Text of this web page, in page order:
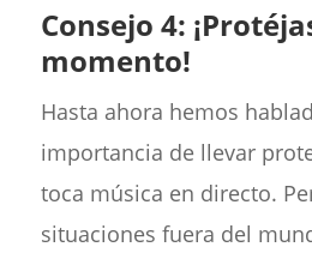
Consejo 4:
momento!
Hasta ahora hemos
importancia de llevar
toca música en directo.
situaciones fuera del